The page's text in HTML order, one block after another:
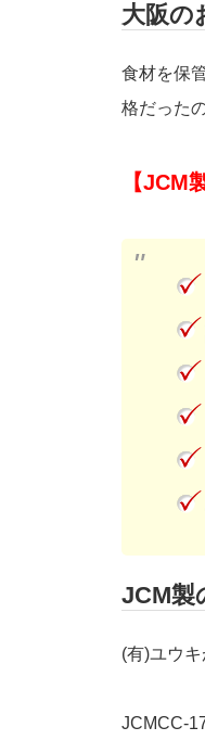
大阪の
食材を保
格だった
【JCM
JCM製
(有)ユウ
JCMCC-